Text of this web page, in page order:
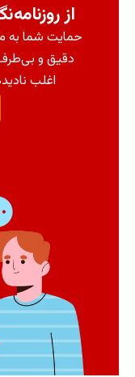
از
حمایت شما به
دقیق و
اغلب